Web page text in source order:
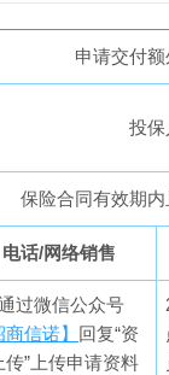
申请交付
投保
保险合同有效期
电话/网络销售
过微信公众号
商信诺】 回复“资
传”上传申请资料